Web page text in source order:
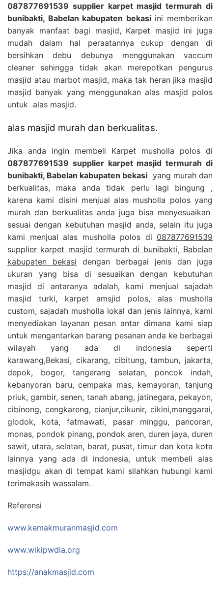
087877691539 supplier karpet masjid termurah di
bunibakti, Babelan kabupaten bekasiini memberikan
banyak manfaat bagi masjid, Karpet masjid ini juga
mudah dalam hal peraatannya cukup dengan di
bersihkan debu debunya menggunakan vaccum
cleaner sehingga tidak akan merepotkan pengurus
masjid atau marbot masjid, maka tak heran jika masjid
masjid banyak yang menggunakan alas masjid polos
untuk alas masjid.
alas masjid murah dan berkualitas.
Jika anda ingin membeli Karpet musholla polos di
087877691539 supplier karpet masjid termurah di
bunibakti, Babelan kabupaten bekasi yang murah dan
berkualitas, maka anda tidak perlu lagi bingung ,
karena kami disini menjual alas musholla polos yang
murah dan berkualitas anda juga bisa menyesuaikan
sesuai dengan kebutuhan masjid anda, selain itu juga
kami menjual alas musholla polos di 087877691539
supplier karpet masjid termurah di bunibakti, Babelan
kabupaten bekasi dengan berbagai jenis dan juga
ukuran yang bisa di sesuaikan dengan kebutuhan
masjid di antaranya adalah, kami menjual sajadah
masjid turki, karpet amsjid polos, alas musholla
custom, sajadah musholla lokal dan jenis lainnya, kami
menyediakan layanan pesan antar dimana kami siap
untuk mengantarkan barang pesanan anda ke berbagai
wilayah yang ada di indonesia seperti
karawang,Bekasi, cikarang, cibitung, tambun, jakarta,
depok, bogor, tangerang selatan, poncok indah,
kebanyoran baru, cempaka mas, kemayoran, tanjung
priuk, gambir, senen, tanah abang, jatinegara, pekayon,
cibinong, cengkareng, cianjur,cikunir, cikini,manggarai,
glodok, kota, fatmawati, pasar minggu, pancoran,
monas, pondok pinang, pondok aren, duren jaya, duren
sawit, utara, selatan, barat, pusat, timur dan kota kota
lainnya yang ada di indonesia, untuk membeli alas
masjidgu akan di tempat kami silahkan hubungi kami
terimakasih wassalam.
Referensi
www.kemakmuranmasjid.com
www.wikipwdia.org
https://anakmasjid.com